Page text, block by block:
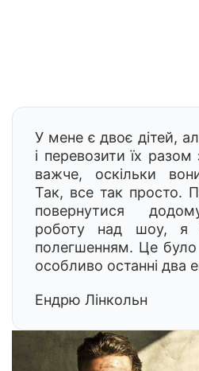
У мене є двоє дітей,
і перевозити їх
важче, оскільки
Так, все так просто.
повернутися
роботу над шоу, я
полегшенням. Це
особливо останні два
Ендрю Лінкольн